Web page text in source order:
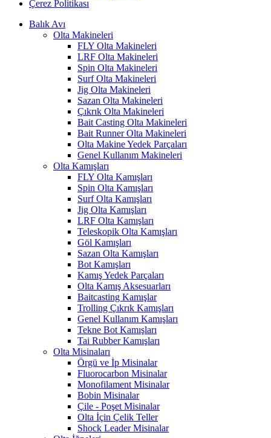
Çerez Politikası
Balık Avı
Olta Makineleri
FLY Olta Makineleri
LRF Olta Makineleri
Spin Olta Makineleri
Surf Olta Makineleri
Jig Olta Makineleri
Sazan Olta Makineleri
Çıkrık Olta Makineleri
Bait Casting Olta Makineleri
Bait Runner Olta Makineleri
Olta Makine Yedek Parçaları
Genel Kullanım Makineleri
Olta Kamışları
FLY Olta Kamışları
Spin Olta Kamışları
Surf Olta Kamışları
Jig Olta Kamışları
LRF Olta Kamışları
Teleskopik Olta Kamışları
Göl Kamışları
Sazan Olta Kamışları
Bot Kamışları
Kamış Yedek Parçaları
Olta Kamış Aksesuarları
Baitcasting Kamışlar
Trolling Çıkrık Kamışları
Genel Kullanım Kamışları
Tekne Bot Kamışları
Tai Rubber Kamışları
Olta Misinaları
Örgü ve İp Misinalar
Fluorocarbon Misinalar
Monofilament Misinalar
Bobin Misinalar
Çile - Poşet Misinalar
Olta İçin Çelik Teller
Shock Leader Misinalar